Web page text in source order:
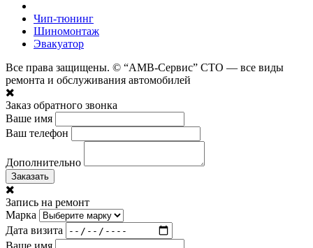
Чип-тюнинг
Шиномонтаж
Эвакуатор
Все права защищены. © “АМВ-Сервис” СТО — все виды
ремонта и обслуживания автомобилей
Заказ обратного звонка
Ваше имя
Ваш телефон
Дополнительно
Заказать
Запись на ремонт
Марка
Дата визита
Ваше имя